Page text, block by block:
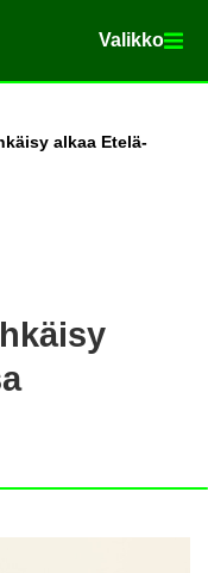
Va­lik­ko
Va­lik­ko
alkaa Etelä-​